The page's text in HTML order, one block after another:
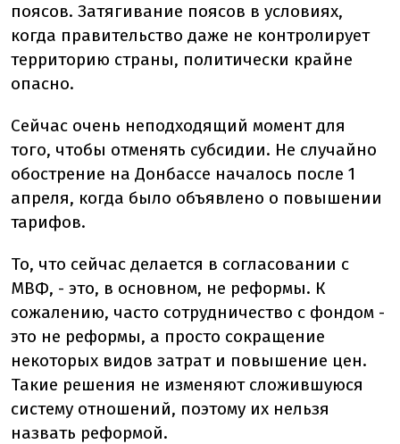
поясов. Затягивание поясов в условиях,
когда правительство даже не контролирует
территорию страны, политически крайне
опасно.
Сейчас очень неподходящий момент для
того, чтобы отменять субсидии. Не случайно
обострение на Донбассе началось после 1
апреля, когда было объявлено о повышении
тарифов.
То, что сейчас делается в согласовании с
МВФ, - это, в основном, не реформы. К
сожалению, часто сотрудничество с фондом -
это не реформы, а просто сокращение
некоторых видов затрат и повышение цен.
Такие решения не изменяют сложившуюся
систему отношений, поэтому их нельзя
назвать реформой.